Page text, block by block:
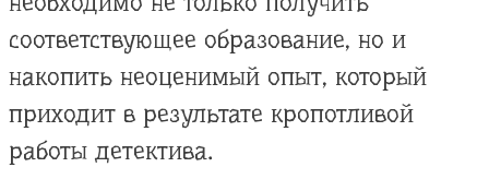
соответствующее образование, но и
накопить неоценимый опыт, который
приходит в результате кропотливой
работы детектива.